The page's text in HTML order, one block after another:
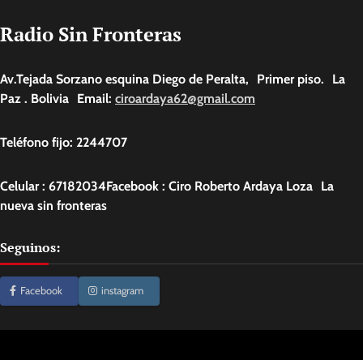
Radio Sin Fronteras
Av.Tejada Sorzano esquina Diego de Peralta, Primer piso. La
Paz . Bolivia Email: ciroardaya62@gmail.com
Teléfono fijo: 2244707
Celular : 67182034Facebook : Ciro Roberto Ardaya Loza La
nueva sin fronteras
Seguinos:
Facebook instagram